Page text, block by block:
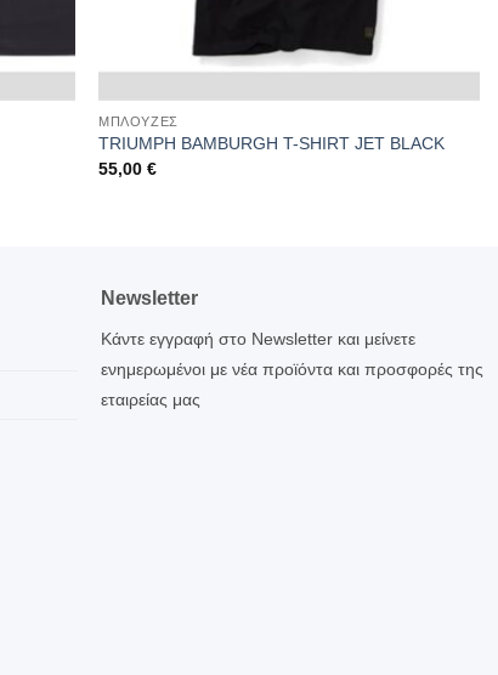
ΜΠΛΟΥΖΕΣ
TRIUMPH BAMBURGH T-SHIRT JET BLACK
55,00€
Newsletter
Κάντε εγγραφή στο Newsletter και μείνετε
ενημερωμένοι με νέα προϊόντα και προσφορές της
εταιρείας μας